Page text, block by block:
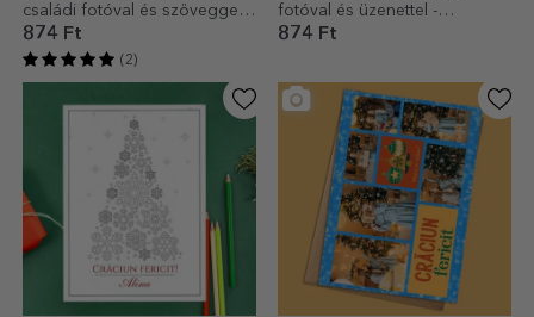
családi fotóval és szöveggel –
Az évünk képekben
874 Ft
(2)
fotóval és üzenettel -
Karácsony
874 Ft